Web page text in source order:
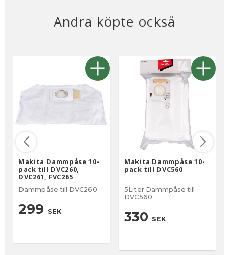
Andra köpte också
Makita Dammpåse 10-
pack till DVC260,
DVC261, FVC265
Dammpåse till DVC260
299 SEK
Makita Dammpåse 10-
pack till DVC560
5Liter Dammpåse till
DVC560
330 SEK